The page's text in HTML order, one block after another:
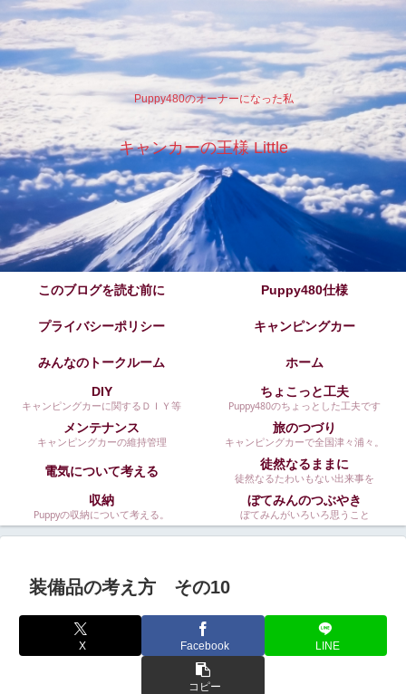
Puppy480のオーナーになった私
キャンカーの王様 Little
このブログを読む前に Puppy480仕様
プライバシーポリシー キャンピングカー
みんなのトークルーム
ホーム
DIY
キャンピングカーに関するＤＩＹ等
ちょこっと工夫
Puppy480のちょっとした工夫です
メンテナンス
キャンピングカーの維持管理
旅のつづり
キャンピングカーで全国津々浦々。
電気について考える 徒然なるままに
徒然なるたわいもない出来事を
収納
Puppyの収納について考える。
ぼてみんのつぶやき
ぼてみんがいろいろ思うこと
装備品の考え方 その10
X Facebook LINE
コピー